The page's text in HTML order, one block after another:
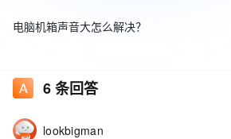
电脑机箱声音大怎么解决？
6条回答
lookbigman